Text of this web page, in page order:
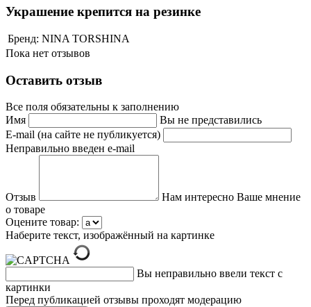
Украшение крепится на резинке
Бренд: NINA TORSHINA
Пока нет отзывов
Оставить отзыв
Все поля обязательны к заполнению
Имя
Вы не представились
E-mail (на сайте не публикуется)
Неправильно введен e-mail
Отзыв
Нам интересно Ваше мнение
о товаре
Оцените товар:
Наберите текст, изображённый на картинке
Вы неправильно ввели текст с
картинки
Перед публикацией отзывы проходят модерацию